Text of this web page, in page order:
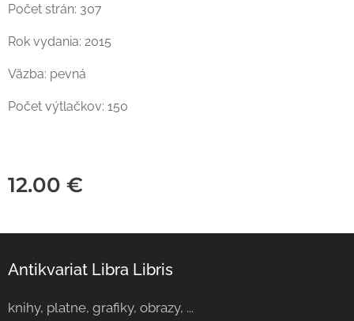
Počet strán: 307
Rok vydania: 2015
Väzba: pevná
Počet výtlačkov: 150
12.00 €
Antikvariat Libra Libris
knihy, platne, grafiky, obrazy, ...